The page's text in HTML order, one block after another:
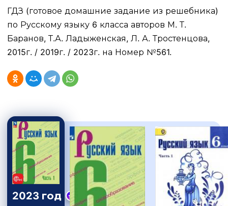
ГДЗ (готовое домашние задание из решебника)
по Русскому языку 6 класса авторов М. Т.
Баранов, Т.А. Ладыженская, Л. А. Тростенцова,
2015г. / 2019г. / 2023г. на Номер №561.
2023 год